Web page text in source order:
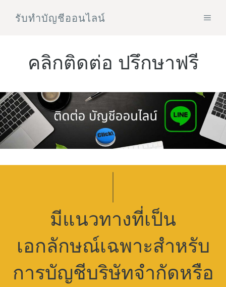
รับทําบัญชีออนไลน์
คลิกติดต่อ ปรึกษาฟรี
มีแนวทางที่เป็น
เอกลักษณ์เฉพาะสำหรับ
การบัญชีบริษัทจำกัดหรือ